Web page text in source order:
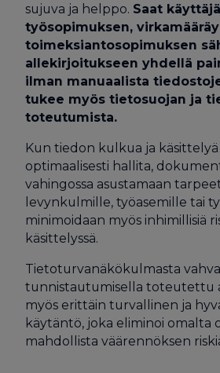
sujuva ja helppo. Saat
työsopimuksen,
toimeksiantosopimuksen
allekirjoitukseen yhdellä
ilman manuaalista
tukee myös tietosuojan ja
toteutumista.
Kun tiedon kulkua ja käsittelyä
optimaalisesti hallita,
vahingossa asustamaan
levynkulmille, työasemille tai
minimoidaan myös inhimillisiä
käsittelyssä.
Tietoturvanäkökulmasta
tunnistautumisella toteutettu
myös erittäin turvallinen ja
käytäntö, joka eliminoi omalta
mahdollista väärennöksen